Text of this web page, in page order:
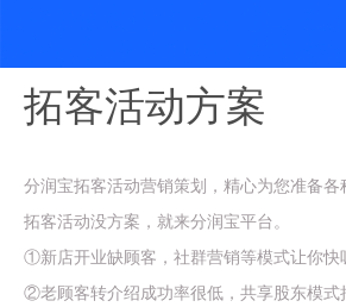
拓客活动方案
分润宝拓客活动营销策划，精心为您准备各
拓客活动没方案，就来分润宝平台。
①新店开业缺顾客，社群营销等模式让你快
②老顾客转介绍成功率很低，共享股东模式